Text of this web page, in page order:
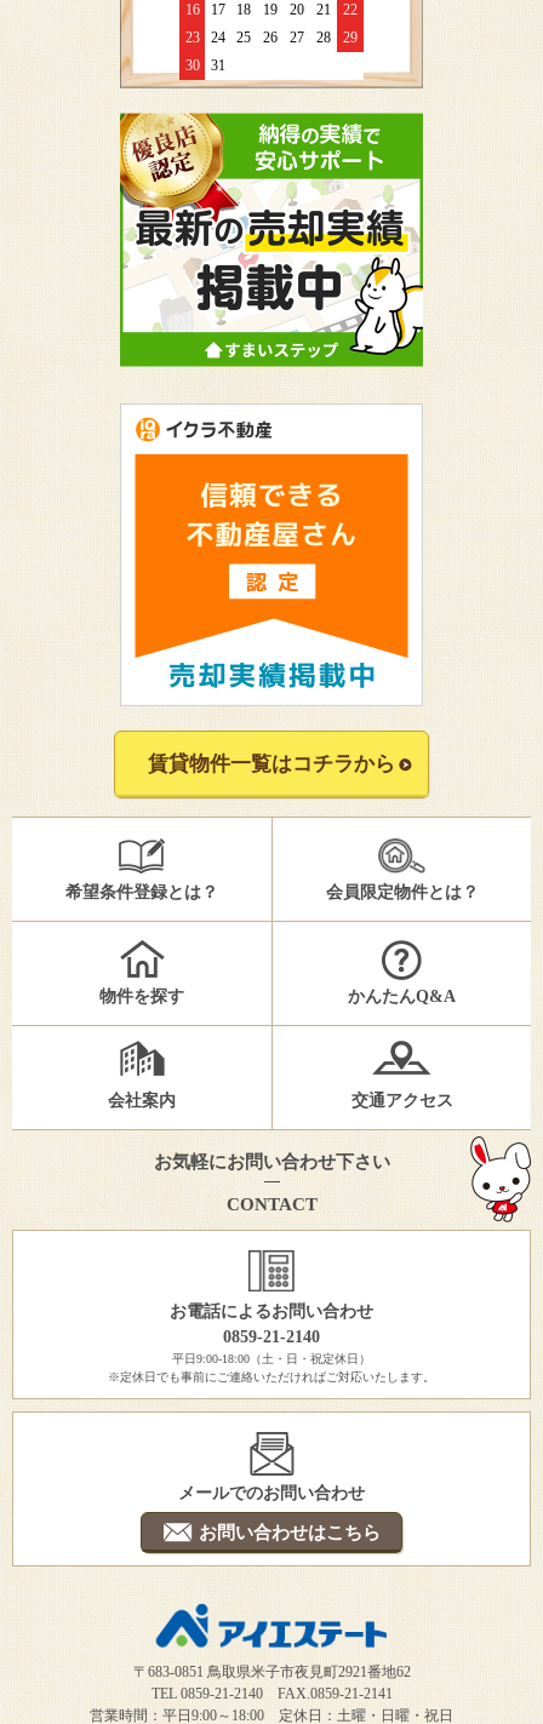
16
17 18 19 20 21
22
23
24 25 26 27 28
29
30
31
賃貸物件一覧はコチラから
希望条件登録とは？ 会員限定物件とは？
物件を探す かんたんQ&A
会社案内 交通アクセス
お気軽にお問い合わせ下さい
CONTACT
お電話によるお問い合わせ
0859-21-2140
平日9:00-18:00（土・日・祝定休日）
※定休日でも事前にご連絡いただければご対応いたします。
メールでのお問い合わせ
お問い合わせはこちら
〒683-0851 鳥取県米子市夜見町2921番地62
TEL 0859-21-2140 FAX.0859-21-2141
営業時間：平日9:00～18:00 定休日：土曜・日曜・祝日